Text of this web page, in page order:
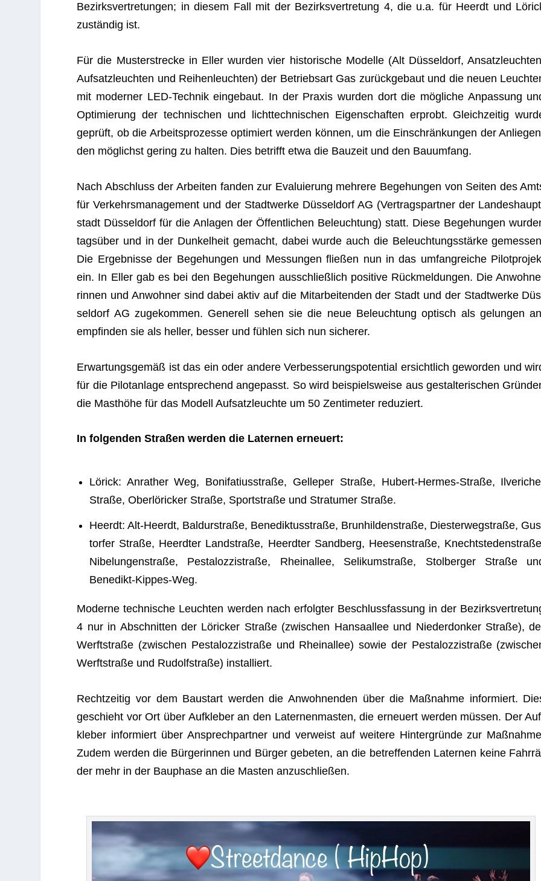
Bezirks­ver­tre­tun­gen; in die­sem Fall mit der Bezirks­ver­tre­tung 4, die u.a. für Heerdt und
zustän­dig ist.
Für die Mus­ter­stre­cke in Eller wur­den vier his­to­ri­sche Modelle (Alt Düs­sel­dorf,
Auf­satz­leuch­ten und Rei­hen­leuch­ten) der Betriebs­art Gas zurück­ge­baut und die neuen
mit moder­ner LED-Tech­nik ein­ge­baut. In der Pra­xis wur­den dort die mög­li­che Anpas­sung
Opti­mie­rung der tech­ni­schen und licht­tech­ni­schen Eigen­schaf­ten erprobt. Gleich­zei­tig
geprüft, ob die Arbeits­pro­zesse opti­miert wer­den kön­nen, um die Ein­schrän­kun­gen der
den mög­lichst gering zu hal­ten. Dies betrifft etwa die Bau­zeit und den Bauumfang.
Nach Abschluss der Arbei­ten fan­den zur Eva­lu­ie­rung meh­rere Bege­hun­gen von Sei­ten des
für Ver­kehrs­ma­nage­ment und der Stadt­werke Düs­sel­dorf AG (Ver­trags­part­ner der
stadt Düs­sel­dorf für die Anla­gen der Öffent­li­chen Beleuch­tung) statt. Diese Bege­hun­gen
tags­über und in der Dun­kel­heit gemacht, dabei wurde auch die Beleuch­tungs­stärke
Die Ergeb­nisse der Bege­hun­gen und Mes­sun­gen flie­ßen nun in das umfang­rei­che
ein. In Eller gab es bei den Bege­hun­gen aus­schließ­lich posi­tive Rück­mel­dun­gen. Die
rin­nen und Anwoh­ner sind dabei aktiv auf die Mit­ar­bei­ten­den der Stadt und der Stadt­werke
sel­dorf AG zuge­kom­men. Gene­rell sehen sie die neue Beleuch­tung optisch als gelun­gen
emp­fin­den sie als hel­ler, bes­ser und füh­len sich nun sicherer.
Erwar­tungs­ge­mäß ist das ein oder andere Ver­bes­se­rungs­po­ten­tial ersicht­lich gewor­den und
für die Pilot­an­lage ent­spre­chend ange­passt. So wird bei­spiels­weise aus gestal­te­ri­schen
die Mast­höhe für das Modell Auf­satz­leuchte um 50 Zen­ti­me­ter reduziert.
In fol­gen­den Stra­ßen wer­den die Later­nen erneuert:
Lörick: Anra­ther Weg, Boni­fa­ti­us­straße, Gel­le­per Straße, Hubert-Her­mes-Straße,
Straße, Ober­lö­ri­cker Straße, Sport­straße und Stra­tu­mer Straße.
Heerdt: Alt-Heerdt, Bal­dur­straße, Bene­dik­tus­straße, Brun­hil­den­straße, Dies­ter­weg­straße,
tor­fer Straße, Heerd­ter Land­straße, Heerd­ter Sand­berg, Heesen­straße,
Nibe­lun­gen­straße, Pes­ta­loz­zi­straße, Rhein­al­lee, Seli­kum­straße, Stol­ber­ger Straße
Benedikt-Kippes-Weg.
Moderne tech­ni­sche Leuch­ten wer­den nach erfolg­ter Beschluss­fas­sung in der
4 nur in Abschnit­ten der Löri­cker Straße (zwi­schen Han­sa­al­lee und Nie­der­d­on­ker Straße),
Werft­straße (zwi­schen Pes­ta­loz­zi­straße und Rhein­al­lee) sowie der Pes­ta­loz­zi­straße
Werft­straße und Rudolf­straße) installiert.
Recht­zei­tig vor dem Bau­start wer­den die Anwoh­nen­den über die Maß­nahme infor­miert.
geschieht vor Ort über Auf­kle­ber an den Later­nen­mas­ten, die erneu­ert wer­den müs­sen. Der
kle­ber infor­miert über Ansprech­part­ner und ver­weist auf wei­tere Hin­ter­gründe zur
Zudem wer­den die Bür­ge­rin­nen und Bür­ger gebe­ten, an die betref­fen­den Later­nen keine
der mehr in der Bau­phase an die Mas­ten anzuschließen.